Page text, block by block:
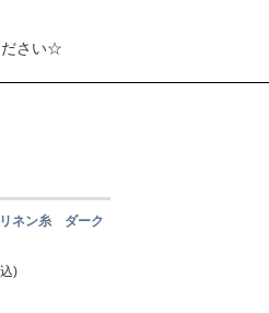
さい☆
ネン糸 ダーク
)